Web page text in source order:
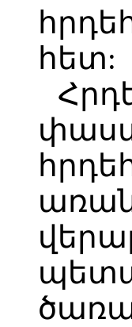
հետ: